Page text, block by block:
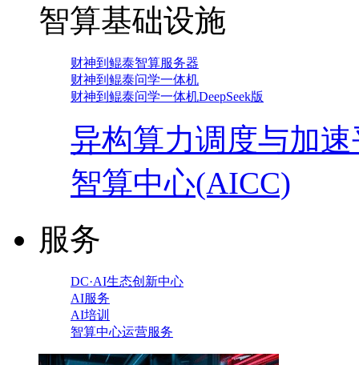
智算基础设施
财神到鲲泰智算服务器
财神到鲲泰问学一体机
财神到鲲泰问学一体机DeepSeek版
异构算力调度与加
智算中心(AICC)
服务
DC·AI生态创新中心
AI服务
AI培训
智算中心运营服务